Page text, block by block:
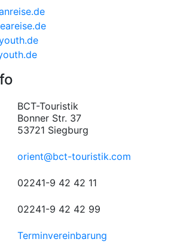
BCT-Touristik
Bonner Str. 37
53721 Siegburg
orient@bct-touristik.com
02241-9 42 42 11
02241-9 42 42 99
Terminvereinbarung